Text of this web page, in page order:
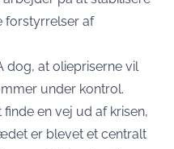
forstyrrelser af
dog, at oliepriserne vil
under kontrol.
en vej ud af krisen,
er blevet et centralt